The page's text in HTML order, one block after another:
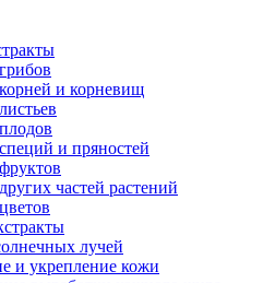
и корневищ
и пряностей
частей растений
лучей
и укрепление кожи